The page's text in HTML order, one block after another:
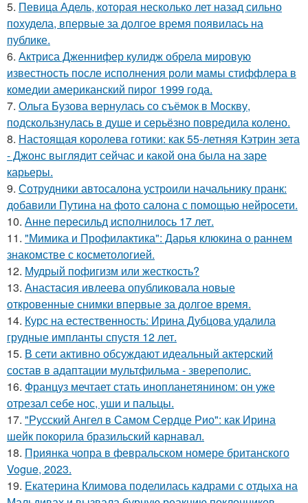
5. Певица Адель, которая несколько лет назад сильно
похудела, впервые за долгое время появилась на
публике.
6. Актриса Дженнифер кулидж обрела мировую
известность после исполнения роли мамы стиффлера в
комедии американский пирог 1999 года.
7. Ольга Бузова вернулась со съёмок в Москву,
подскользнулась в душе и серьёзно повредила колено.
8. Настоящая королева готики: как 55-летняя Кэтрин зета
- Джонс выглядит сейчас и какой она была на заре
карьеры.
9. Сотрудники автосалона устроили начальнику пранк:
добавили Путина на фото салона с помощью нейросети.
10. Анне пересильд исполнилось 17 лет.
11. "Мимика и Профилактика": Дарья клюкина о раннем
знакомстве с косметологией.
12. Мудрый пофигизм или жесткость?
13. Анастасия ивлеева опубликовала новые
откровенные снимки впервые за долгое время.
14. Курс на естественность: Ирина Дубцова удалила
грудные импланты спустя 12 лет.
15. В сети активно обсуждают идеальный актерский
состав в адаптации мультфильма - звереполис.
16. Француз мечтает стать инопланетянином: он уже
отрезал себе нос, уши и пальцы.
17. "Русский Ангел в Самом Сердце Рио": как Ирина
шейк покорила бразильский карнавал.
18. Приянка чопра в февральском номере британского
Vogue, 2023.
19. Екатерина Климова поделилась кадрами с отдыха на